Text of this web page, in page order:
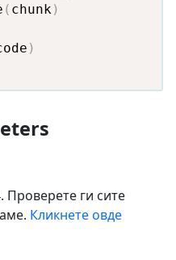
( chunk )
)
Проверете ги сите
Кликнете овде